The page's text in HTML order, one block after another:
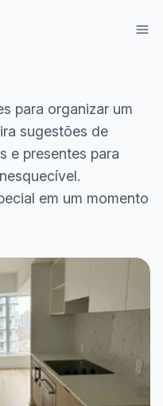
Criar Lista Grátis
para organizar um
sugestões de
e presentes para
em um momento